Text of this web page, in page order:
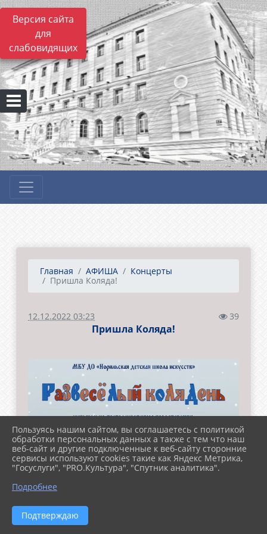
Версия сайта
для
слабовидящих
Главная АФИША
Концерты
Пришла Коляда!
12.12.2022 03:23 39
Пришла Коляда!
Пользуясь нашим сайтом, вы соглашаетесь с политикой
обработки персональных данных а также с тем что наш
веб-сайт и другие подключенные к веб-сайту сторонние
сервисы используют cookies такие как Яндекс Метрика,
"Госуслуги", "PRO.Культура", "Спутник аналитика".
Подробнее
Подтверждаю